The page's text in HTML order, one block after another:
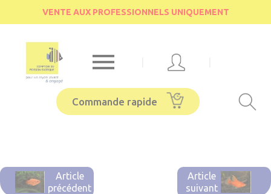
VENTE AUX PROFESSIONNELS UNIQUEMENT

Commande rapide
Article
précédent
Article
suivant